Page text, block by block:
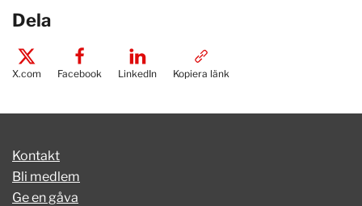
Dela
X.com Facebook LinkedIn Kopiera länk
Kontakt
Bli medlem
Ge en gåva